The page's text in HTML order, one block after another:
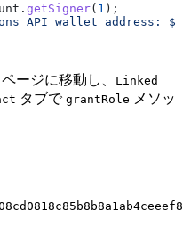
. getSigner( 1 );
API wallet address: ${
ページに移動し、
Linked
タブで grantRole メソッ